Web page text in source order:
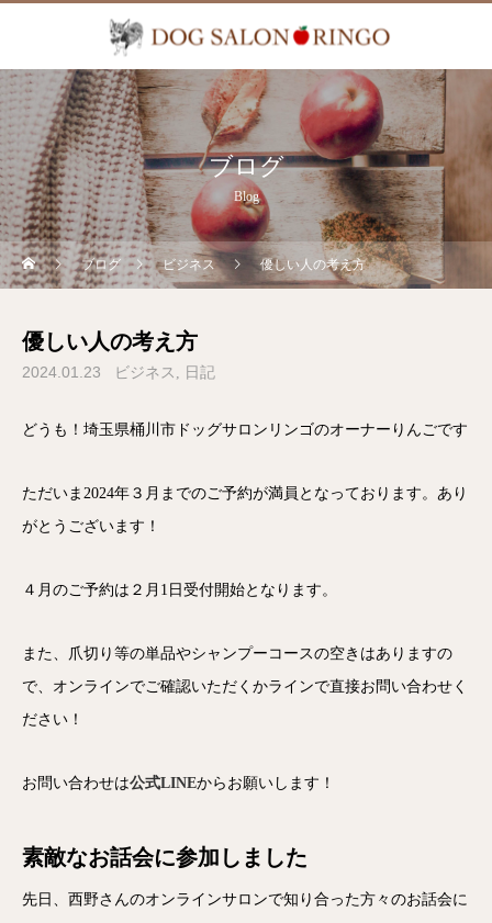
ブログ
Blog
ブログ ビジネス 優しい人の考え方
優しい人の考え方
2024.01.23 ビジネス 日記
どうも！埼玉県桶川市ドッグサロンリンゴのオーナーりんごです
ただいま2024年３月までのご予約が満員となっております。あり
がとうございます！
４月のご予約は２月1日受付開始となります。
また、爪切り等の単品やシャンプーコースの空きはありますの
で、オンラインでご確認いただくかラインで直接お問い合わせく
ださい！
お問い合わせは公式LINEからお願いします！
素敵なお話会に参加しました
先日、西野さんのオンラインサロンで知り合った方々のお話会に